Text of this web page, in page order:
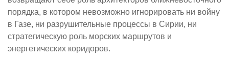
порядка, в котором невозможно игнорировать ни войну
в Газе, ни разрушительные процессы в Сирии, ни
стратегическую роль морских маршрутов и
энергетических коридоров.